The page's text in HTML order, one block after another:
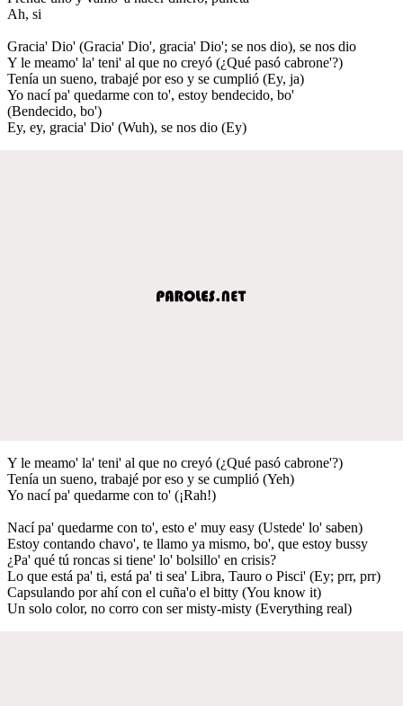
Ah, si
Gracia' Dio' (Gracia' Dio', gracia' Dio'; se nos dio), se nos dio
Y le meamo' la' teni' al que no creyó (¿Qué pasó cabrone'?)
Tenía un sueno, trabajé por eso y se cumplió (Ey, ja)
Yo nací pa' quedarme con to', estoy bendecido, bo'
(Bendecido, bo')
Ey, ey, gracia' Dio' (Wuh), se nos dio (Ey)
Y le meamo' la' teni' al que no creyó (¿Qué pasó cabrone'?)
Tenía un sueno, trabajé por eso y se cumplió (Yeh)
Yo nací pa' quedarme con to' (¡Rah!)
Nací pa' quedarme con to', esto e' muy easy (Ustede' lo' saben)
Estoy contando chavo', te llamo ya mismo, bo', que estoy bussy
¿Pa' qué tú roncas si tiene' lo' bolsillo' en crisis?
Lo que está pa' ti, está pa' ti sea' Libra, Tauro o Pisci' (Ey; prr, prr)
Capsulando por ahí con el cuña'o el bitty (You know it)
Un solo color, no corro con ser misty-misty (Everything real)